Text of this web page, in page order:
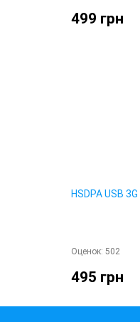
499 грн
HSDPA USB
Оценок: 502
495 грн